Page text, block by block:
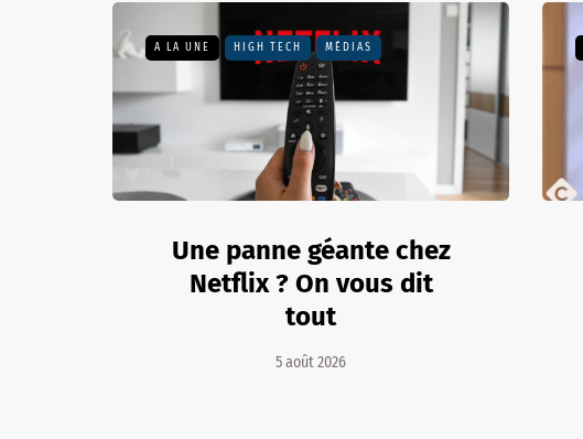
A LA UNE HIGH TECH MÉDIAS
Une panne géante chez
Netflix ? On vous dit
tout
5 août 2026